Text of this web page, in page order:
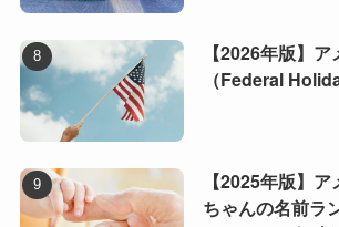
【2026年版】
（Federal
【2025年版】
ちゃんの名前ラ